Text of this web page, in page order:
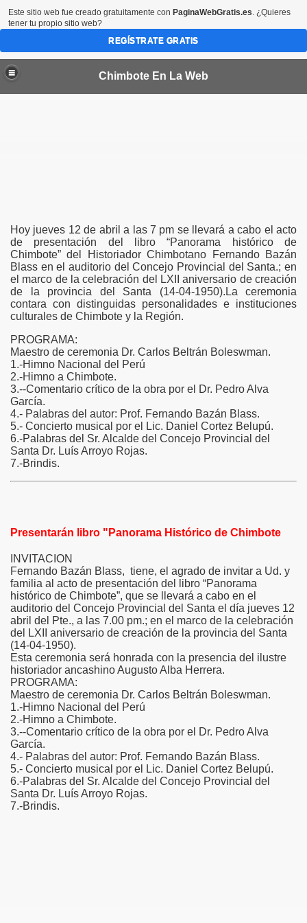
Chimbote En La Web
Hoy jueves 12 de abril a las 7 pm se llevará a cabo el acto
de presentación del libro “Panorama histórico de
Chimbote” del Historiador Chimbotano Fernando Bazán
Blass en el auditorio del Concejo Provincial del Santa.; en
el marco de la celebración del LXII aniversario de creación
de la provincia del Santa (14-04-1950).La ceremonia
contara con distinguidas personalidades e instituciones
culturales de Chimbote y la Región.
PROGRAMA:
Maestro de ceremonia Dr. Carlos Beltrán Boleswman.
1.-Himno Nacional del Perú
2.-Himno a Chimbote.
3.--Comentario crítico de la obra por el Dr. Pedro Alva
García.
4.- Palabras del autor: Prof. Fernando Bazán Blass.
5.- Concierto musical por el Lic. Daniel Cortez Belupú.
6.-Palabras del Sr. Alcalde del Concejo Provincial del
Santa Dr. Luís Arroyo Rojas.
7.-Brindis.
Presentarán libro "Panorama Histórico de Chimbote
INVITACION
Fernando Bazán Blass, tiene, el agrado de invitar a Ud. y
familia al acto de presentación del libro “Panorama
histórico de Chimbote”, que se llevará a cabo en el
auditorio del Concejo Provincial del Santa el día jueves 12
abril del Pte., a las 7.00 pm.; en el marco de la celebración
del LXII aniversario de creación de la provincia del Santa
(14-04-1950).
Esta ceremonia será honrada con la presencia del ilustre
historiador ancashino Augusto Alba Herrera.
PROGRAMA:
Maestro de ceremonia Dr. Carlos Beltrán Boleswman.
1.-Himno Nacional del Perú
2.-Himno a Chimbote.
3.--Comentario crítico de la obra por el Dr. Pedro Alva
García.
4.- Palabras del autor: Prof. Fernando Bazán Blass.
5.- Concierto musical por el Lic. Daniel Cortez Belupú.
6.-Palabras del Sr. Alcalde del Concejo Provincial del
Santa Dr. Luís Arroyo Rojas.
7.-Brindis.
Bazán
de Chimbote
Puerto de Ensueño"
de la ciudad a Fernando Bazan B.
asume la presidenncia de la comiion de Cultura del
Sonia Estrada Raíces del Perú
NACIONALIDAD PERUANA, ALBERTO CASADO
Este sitio web fue creado gratuitamente con PaginaWebGratis.es. ¿Quieres
tener tu propio sitio web?
REGÍSTRATE GRATIS